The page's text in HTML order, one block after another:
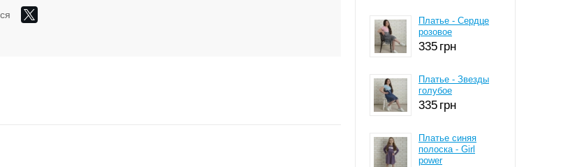
Платье - Сердце
розовое
335 грн
Платье - Звезды
голубое
335 грн
Платье cиняя
полоска - Girl
power